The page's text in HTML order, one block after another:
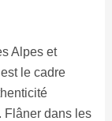
Alpes et
le cadre
Flâner dans les